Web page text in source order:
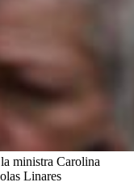
ministra Carolina
Linares